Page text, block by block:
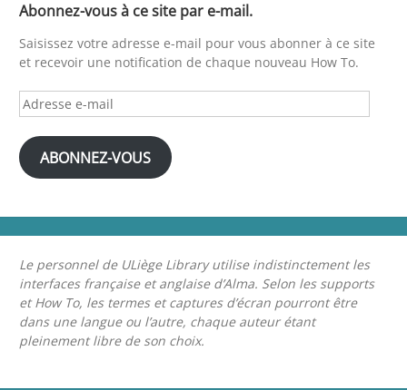
Abonnez-vous à ce site par e-mail.
Saisissez votre adresse e-mail pour vous abonner à ce site
et recevoir une notification de chaque nouveau How To.
Adresse
e-
mail
ABONNEZ-VOUS
Le personnel de ULiège Library utilise indistinctement les
interfaces française et anglaise d’Alma. Selon les supports
et How To, les termes et captures d’écran pourront être
dans une langue ou l’autre, chaque auteur étant
pleinement libre de son choix.